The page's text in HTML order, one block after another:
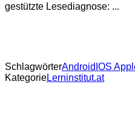
gestützte Lesediagnose: ...
SchlagwörterAndroid IOS
KategorieLerninstitut.at